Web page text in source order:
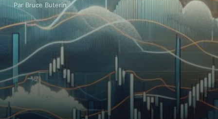
Par Bruce Buterin